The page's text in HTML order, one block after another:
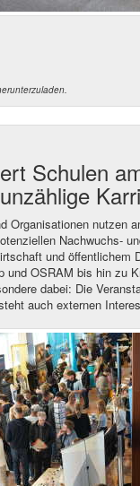
Schulen
Organisationen nutzen
Nachwuchs-
und öffentlichem
und OSRAM bis hin zu
dabei: Die
auch externen